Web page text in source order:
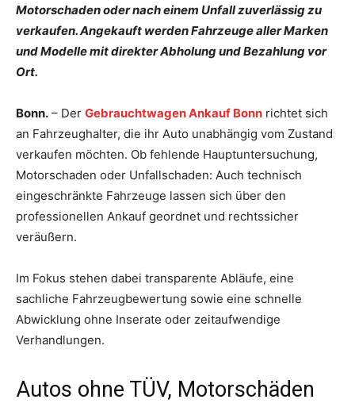
Motorschaden oder nach einem Unfall zuverlässig zu
verkaufen. Ange­kauft werden Fahrzeuge aller Marken
und Modelle mit direkter Abholung und Bezahlung vor
Ort.
Bonn. – Der Gebrauchtwagen Ankauf Bonn richtet sich
an Fahrzeughalter, die ihr Auto unabhängig vom Zustand
verkaufen möchten. Ob fehlende Hauptuntersuchung,
Motorschaden oder Unfallschaden: Auch technisch
eingeschränkte Fahrzeuge lassen sich über den
professionellen Ankauf geordnet und rechtssicher
veräußern.
Im Fokus stehen dabei transparente Abläufe, eine
sachliche Fahrzeugbewertung sowie eine schnelle
Abwicklung ohne Inserate oder zeitaufwendige
Verhandlungen.
Autos ohne TÜV, Motorschäden